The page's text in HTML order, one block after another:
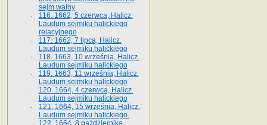
sejm walny
116. 1662, 5 czerwca, Halicz.
Laudum sejmiku halickiego
relacyjnego
117. 1662, 7 lipca, Halicz.
Laudum sejmiku halickiego
118. 1663, 10 września, Halicz.
Laudum sejmiku halickiego
119. 1663, 11 września, Halicz.
Laudum sejmiku halickiego
120. 1664, 4 czerwca, Halicz.
Laudum sejmiku halickiego
121. 1664, 15 września, Halicz.
Laudum sejmiku halickiego.
122. 1664, 8 października,